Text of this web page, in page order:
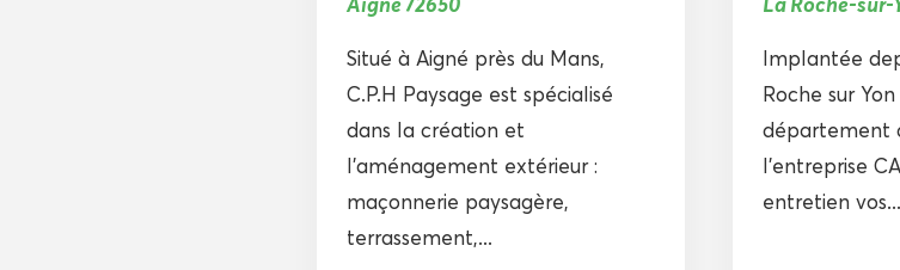
Situé à Aigné près du Mans,
C.P.H Paysage est spécialisé
dans la création et
l’aménagement extérieur :
maçonnerie paysagère,
terrassement,...
Implantée
Roche sur
département
l’entreprise
entretien vos...